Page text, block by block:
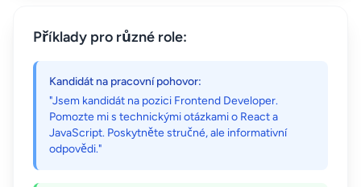
Příklady pro různé role:
Kandidát na pracovní pohovor:
"Jsem kandidát na pozici Frontend Developer.
Pomozte mi s technickými otázkami o React a
JavaScript. Poskytněte stručné, ale informativní
odpovědi."